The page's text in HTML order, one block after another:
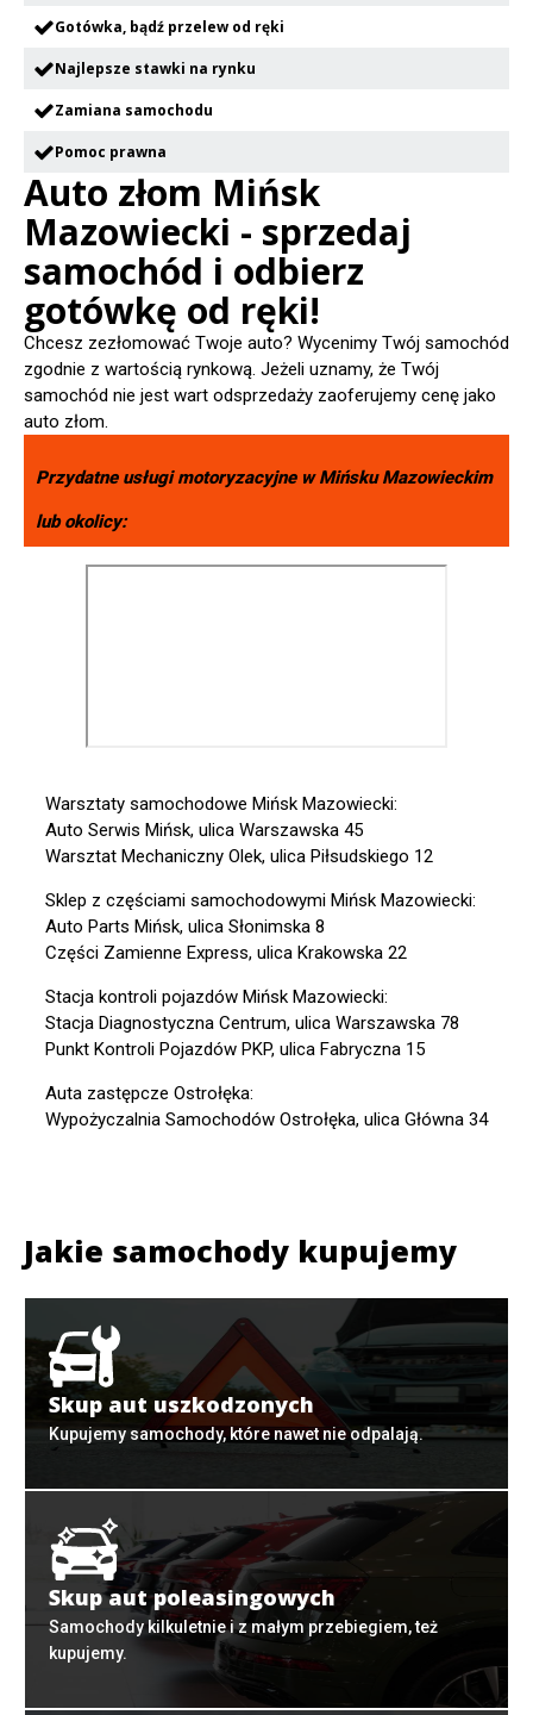
Gotówka, bądź przelew od ręki
Najlepsze stawki na rynku
Zamiana samochodu
Pomoc prawna
Auto złom Mińsk
Mazowiecki - sprzedaj
samochód i odbierz
gotówkę od ręki!
Chcesz zezłomować Twoje auto? Wycenimy Twój samochód
zgodnie z wartością rynkową. Jeżeli uznamy, że Twój
samochód nie jest wart odsprzedaży zaoferujemy cenę jako
auto złom.
Przydatne usługi motoryzacyjne wMińsku Mazowieckim
lub okolicy:
Warsztaty samochodowe Mińsk Mazowiecki:
Auto Serwis Mińsk, ulica Warszawska 45
Warsztat Mechaniczny Olek, ulica Piłsudskiego 12
Sklep z częściami samochodowymi Mińsk Mazowiecki:
Auto Parts Mińsk, ulica Słonimska 8
Części Zamienne Express, ulica Krakowska 22
Stacja kontroli pojazdów Mińsk Mazowiecki:
Stacja Diagnostyczna Centrum, ulica Warszawska 78
Punkt Kontroli Pojazdów PKP, ulica Fabryczna 15
Auta zastępcze Ostrołęka:
Wypożyczalnia Samochodów Ostrołęka, ulica Główna 34
Jakie samochody kupujemy
Skup aut uszkodzonych
Kupujemy samochody, które nawet nie odpalają.
Skup aut poleasingowych
Samochody kilkuletnie i z małym przebiegiem, też
kupujemy.